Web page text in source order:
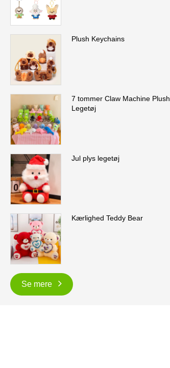
Plush Keychains
7 tommer Claw Machine Plush
Legetøj
Jul plys legetøj
Kærlighed Teddy Bear
Se mere